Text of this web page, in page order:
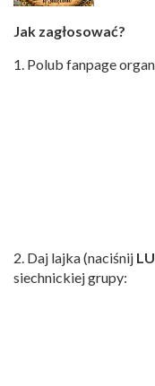
Jak zagłosować?
1. Polub fanpage
2. Daj lajka (naciśnij
siechnickiej grupy: